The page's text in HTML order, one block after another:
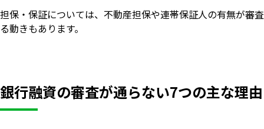
担保・保証については、不動産担保や連帯保証人の有無が審
る動きもあります。
銀行融資の審査が通らない7つの主な理由